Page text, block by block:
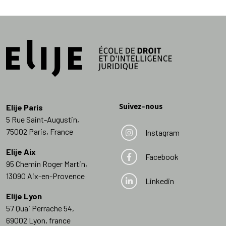
Elije Paris
5 Rue Saint-Augustin,
75002 Paris, France
Elije Aix
95 Chemin Roger Martin,
13090 Aix-en-Provence
Elije Lyon
57 Quai Perrache 54,
69002 Lyon, france
Suivez-nous
Instagram
Facebook
Linkedin